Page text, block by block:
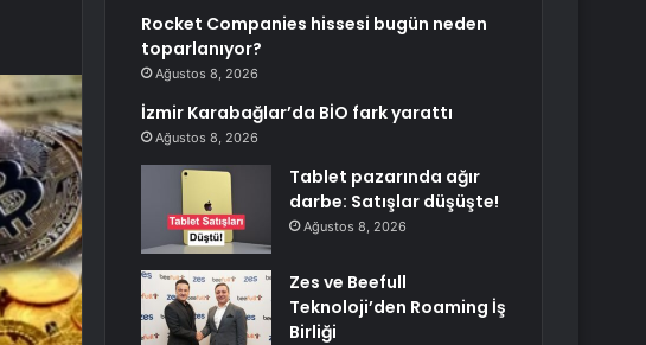
Rocket Companies hissesi bugün neden
toparlanıyor?
Ağustos 8, 2026
İzmir Karabağlar’da BİO fark yarattı
Ağustos 8, 2026
Tablet pazarında ağır
darbe: Satışlar düşüşte!
Ağustos 8, 2026
Zes ve Beefull
Teknoloji’den Roaming İş
Birliği